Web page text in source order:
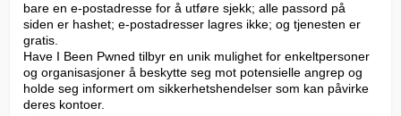
bare en e-postadresse for å utføre sjekk; alle passord på
siden er hashet; e-postadresser lagres ikke; og tjenesten er
gratis.
Have I Been Pwned tilbyr en unik mulighet for enkeltpersoner
og organisasjoner å beskytte seg mot potensielle angrep og
holde seg informert om sikkerhetshendelser som kan påvirke
deres kontoer.